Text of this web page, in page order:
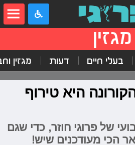
מגזין
בעלי חיים דעות מגזין
היא טירוף
של פרוגי חוזר, כדי שגם
הכי מעודכנים שיש!